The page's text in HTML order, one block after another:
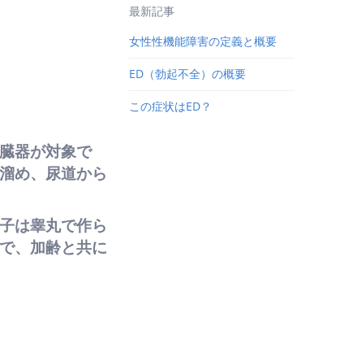
器が対象で
め、尿道から
は睾丸で作ら
、加齢と共に
最新記事
女性性機能障害の定義と概要
ED（勃起不全）の概要
この症状はED？